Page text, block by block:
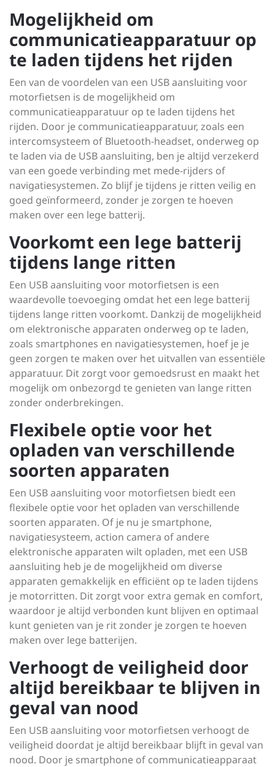
Mogelijkheid om
communicatieapparatuur op
te laden tijdens het rijden
Een van de voordelen van een USB aansluiting voor
motorfietsen is de mogelijkheid om
communicatieapparatuur op te laden tijdens het
rijden. Door je communicatieapparatuur, zoals een
intercomsysteem of Bluetooth-headset, onderweg op
te laden via de USB aansluiting, ben je altijd verzekerd
van een goede verbinding met mede-rijders of
navigatiesystemen. Zo blijf je tijdens je ritten veilig en
goed geïnformeerd, zonder je zorgen te hoeven
maken over een lege batterij.
Voorkomt een lege batterij
tijdens lange ritten
Een USB aansluiting voor motorfietsen is een
waardevolle toevoeging omdat het een lege batterij
tijdens lange ritten voorkomt. Dankzij de mogelijkheid
om elektronische apparaten onderweg op te laden,
zoals smartphones en navigatiesystemen, hoef je je
geen zorgen te maken over het uitvallen van essentiële
apparatuur. Dit zorgt voor gemoedsrust en maakt het
mogelijk om onbezorgd te genieten van lange ritten
zonder onderbrekingen.
Flexibele optie voor het
opladen van verschillende
soorten apparaten
Een USB aansluiting voor motorfietsen biedt een
flexibele optie voor het opladen van verschillende
soorten apparaten. Of je nu je smartphone,
navigatiesysteem, action camera of andere
elektronische apparaten wilt opladen, met een USB
aansluiting heb je de mogelijkheid om diverse
apparaten gemakkelijk en efficiënt op te laden tijdens
je motorritten. Dit zorgt voor extra gemak en comfort,
waardoor je altijd verbonden kunt blijven en optimaal
kunt genieten van je rit zonder je zorgen te hoeven
maken over lege batterijen.
Verhoogt de veiligheid door
altijd bereikbaar te blijven in
geval van nood
Een USB aansluiting voor motorfietsen verhoogt de
veiligheid doordat je altijd bereikbaar blijft in geval van
nood. Door je smartphone of communicatieapparaat